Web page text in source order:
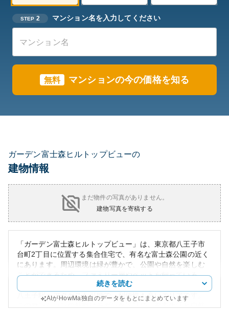
STEP 2 マンション名を入力してください
無料 マンションの今の価格を知る
ガーデン富士森ヒルトップビューの
建物情報
まだ物件の写真がありません。
建物写真を寄稿する
「ガーデン富士森ヒルトップビュー」は、東京都八王子市
台町2丁目に位置する集合住宅で、有名な富士森公園の近く
にあります。周辺環境は緑が豊かで、公園や自然を楽しむ
ことができるため、ファミリー層やペットを飼っている
人々には非常に適しています。また、車での通勤や近くの
八王子駅へアクセスも可能で、利便性も高いエリアです。
続きを読む
AIがHowMa独自のデータをもとにまとめています